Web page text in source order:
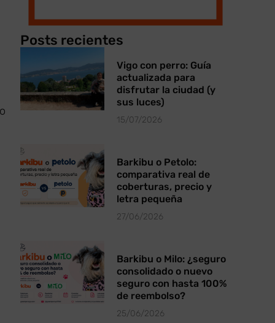
Posts recientes
Vigo con perro: Guía
actualizada para
disfrutar la ciudad (y
sus luces)
15/07/2026
Barkibu o Petolo:
comparativa real de
coberturas, precio y
letra pequeña
27/06/2026
Barkibu o Milo: ¿seguro
consolidado o nuevo
seguro con hasta 100%
de reembolso?
25/06/2026